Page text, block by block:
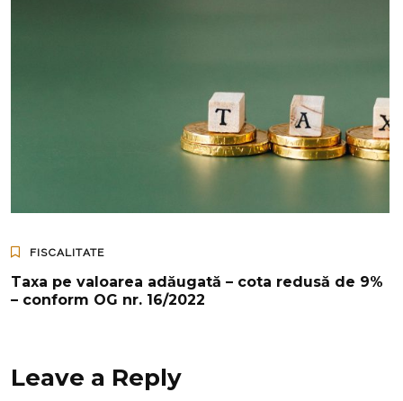
FISCALITATE
Taxa pe valoarea adăugată – cota redusă de 9%
– conform OG nr. 16/2022
Leave a Reply